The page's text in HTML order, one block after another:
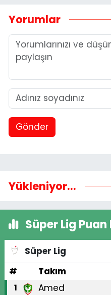
Yorumlar
Gönder
Yükleniyor...
Süper Lig
Süper Lig
#
Takım
1 Amed